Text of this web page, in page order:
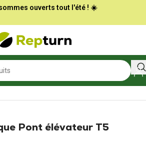
ouverts tout l'été ! ☀️
Matériels industriels et d'atelier
Pont élévateur T5